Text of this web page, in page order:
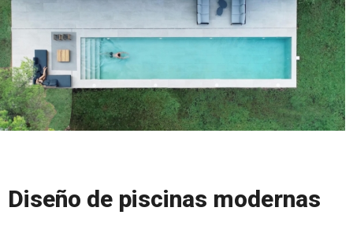
Diseño de piscinas modernas